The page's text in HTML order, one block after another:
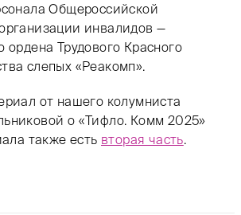
Общероссийской
инвалидов —
ордена Трудового Красного
слепых «Реакомп».
от нашего колумниста
о «Тифло. Комм 2025»
также есть вторая часть